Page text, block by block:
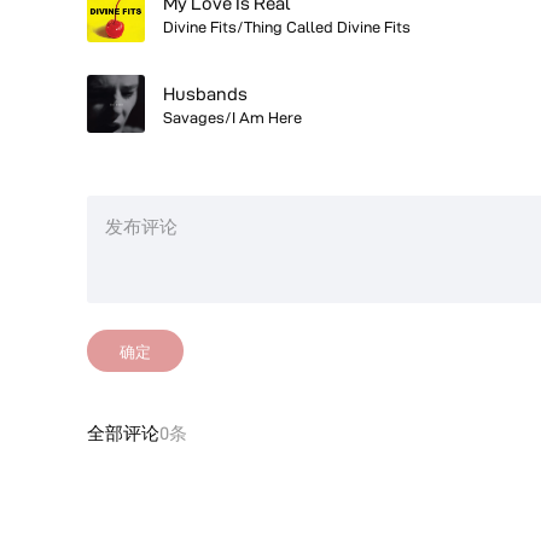
Divine Fits/Thing Called Divine Fits
Husbands
Savages/I Am Here
确定
全部评论0条